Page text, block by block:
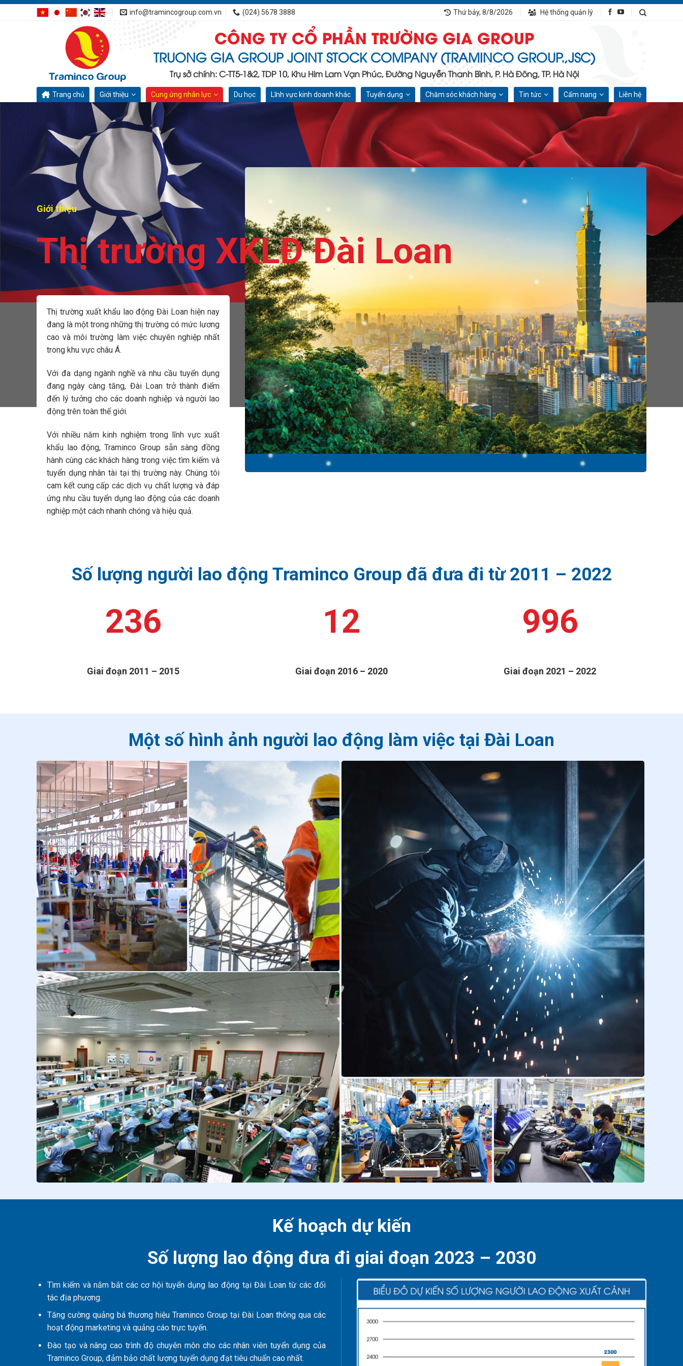
Bỏ
qua
info@tramincogroup.com.vn (024) 5678 3888 Thứ bảy, 8/8/2026 Hệ thống quản lý
CÔNG TY CỔ PHẦN TRƯỜNG GIA GROUP
TRUONG GIA GROUP JOINT STOCK COMPANY (TRAMINCO GROUP.,JSC)
Trụ sở chính: C-TT5-1&2, TDP 10, Khu Him Lam Vạn Phúc, Đường Nguyễn Thanh Bình, P. Hà Đông, TP. Hà Nội
Trang chủ Giới thiệu Cung ứng nhân lực Du học Lĩnh vực kinh doanh khác Tuyển dụng Chăm sóc khách hàng Tin tức Cẩm nang Liên hệ
Giới thiệu
Thị trường XKLĐ Đài Loan
Thị trường xuất khẩu lao động Đài Loan hiện nay
đang là một trong những thị trường có mức lương
cao và môi trường làm việc chuyên nghiệp nhất
trong khu vực châu Á.
Với đa dạng ngành nghề và nhu cầu tuyển dụng
đang ngày càng tăng, Đài Loan trở thành điểm
đến lý tưởng cho các doanh nghiệp và người lao
động trên toàn thế giới.
Với nhiều năm kinh nghiệm trong lĩnh vực xuất
khẩu lao động, Traminco Group sẵn sàng đồng
hành cùng các khách hàng trong việc tìm kiếm và
tuyển dụng nhân tài tại thị trường này. Chúng tôi
cam kết cung cấp các dịch vụ chất lượng và đáp
ứng nhu cầu tuyển dụng lao động của các doanh
nghiệp một cách nhanh chóng và hiệu quả.
Số lượng người lao động Traminco Group đã đưa đi từ 2011 – 2022
245
Giai đoạn 2011 – 2015
12
Giai đoạn 2016 – 2020
1,400
Giai đoạn 2021 – 2022
Một số hình ảnh người lao động làm việc tại Đài Loan
Kế hoạch dự kiến
Số lượng lao động đưa đi giai đoạn 2023 – 2030
Tìm kiếm và nắm bắt các cơ hội tuyển dụng lao động tại Đài Loan từ các đối
tác địa phương.
Tăng cường quảng bá thương hiệu Traminco Group tại Đài Loan thông qua các
hoạt động marketing và quảng cáo trực tuyến.
Đào tạo và nâng cao trình độ chuyên môn cho các nhân viên tuyển dụng của
Traminco Group, đảm bảo chất lượng tuyển dụng đạt tiêu chuẩn cao nhất.